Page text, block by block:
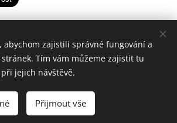
QuintusSertorius
práva vyhrazena 2019
službou
Webnode
abychom zajistili správné fungování a
Tím vám můžeme zajistit tu
jejich návštěvě.
Přijmout vše